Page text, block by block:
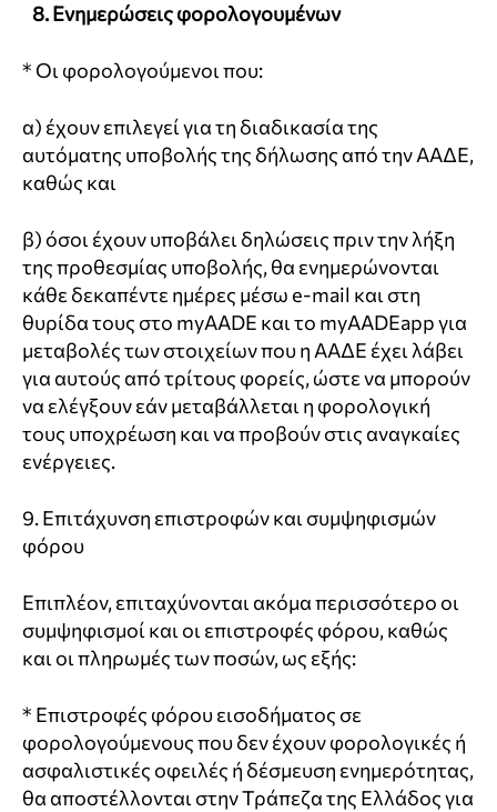
8. Ενημερώσεις φορολογουμένων
* Οι φορολογούμενοι που:
α) έχουν επιλεγεί για τη διαδικασία της
αυτόματης υποβολής της δήλωσης από την ΑΑΔΕ,
καθώς και
β) όσοι έχουν υποβάλει δηλώσεις πριν την λήξη
της προθεσμίας υποβολής, θα ενημερώνονται
κάθε δεκαπέντε ημέρες μέσω e-mail και στη
θυρίδα τους στο myAADE και το myAADEapp για
μεταβολές των στοιχείων που η ΑΑΔΕ έχει λάβει
για αυτούς από τρίτους φορείς, ώστε να μπορούν
να ελέγξουν εάν μεταβάλλεται η φορολογική
τους υποχρέωση και να προβούν στις αναγκαίες
ενέργειες.
9. Επιτάχυνση επιστροφών και συμψηφισμών
φόρου
Επιπλέον, επιταχύνονται ακόμα περισσότερο οι
συμψηφισμοί και οι επιστροφές φόρου, καθώς
και οι πληρωμές των ποσών, ως εξής:
* Επιστροφές φόρου εισοδήματος σε
φορολογούμενους που δεν έχουν φορολογικές ή
ασφαλιστικές οφειλές ή δέσμευση ενημερότητας,
θα αποστέλλονται στην Τράπεζα της Ελλάδος για